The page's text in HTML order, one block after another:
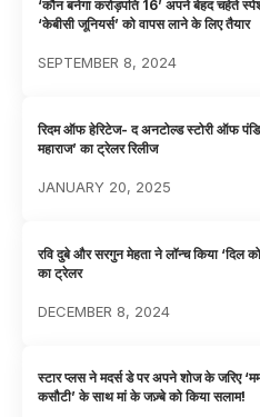
‘कौन बनेगा करोड़पति 16’ अपने बेहद चहेते
‘केबीसी जूनियर्स’ को वापस लाने के लिए तैयार
SEPTEMBER 8, 2024
रिदम ऑफ हेरिटेज- द अनटोल्ड स्टोरी ऑफ
महाराज’ का ट्रेलर रिलीज
JANUARY 20, 2025
रवि दुबे और सरगुन मेहता ने लॉन्च किया ‘दिल
का ट्रेलर
DECEMBER 8, 2024
स्टार प्लस ने मदर्स डे पर अपने शोज के जरिए
कसौटी’ के साथ मां के जज़्बे को किया सलाम!